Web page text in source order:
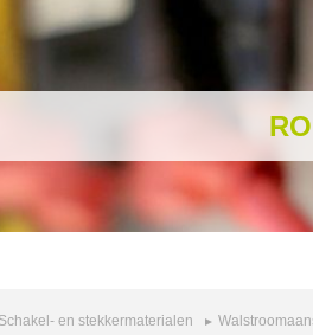
Schakel- en stekkermaterialen